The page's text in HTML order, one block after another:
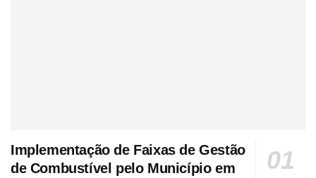
Implementação de Faixas de Gestão
de Combustível pelo Município em